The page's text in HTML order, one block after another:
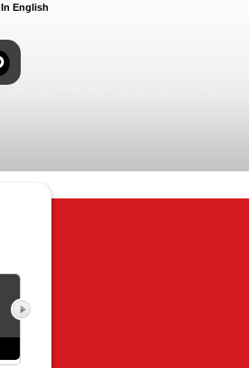
In English